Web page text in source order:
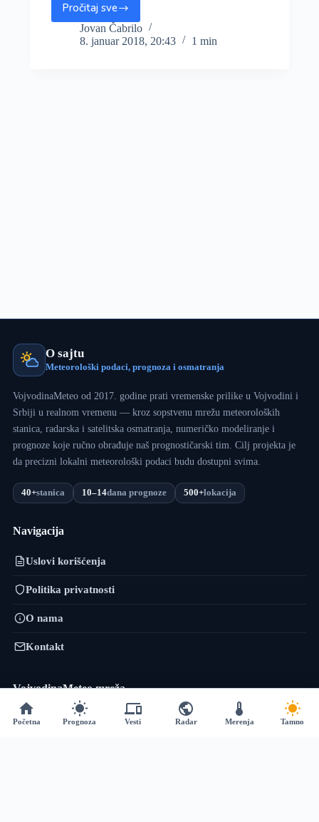
Pročitaj sve
Nedostaje
vam
sneg?
Jovan Čabrilo
8. januar 2018, 20:43
1 min
O sajtu
Meteorološki podaci, prognoza i osmatranja
VojvodinaMeteo od 2017. godine prati vremenske prilike u Vojvodini i
Srbiji u realnom vremenu — kroz sopstvenu mrežu meteoroloških
stanica, radarska i satelitska osmatranja, numeričko modeliranje i
prognoze koje ručno obrađuje naš prognostičarski tim. Cilj projekta je
da precizni lokalni meteorološki podaci budu dostupni svima.
40+stanica 10–14dana prognoze 500+lokacija
Navigacija
Uslovi korišćenja
Politika privatnosti
O nama
Kontakt
VojvodinaMeteo mreža
VremePrognoza.rs je sestrinski projekat VojvodinaMeteo tima: isti
pristup — precizni lokalni podaci, numeričko modeliranje i sopstvena
Početna Prognoza Vesti Radar Merenja Tamno